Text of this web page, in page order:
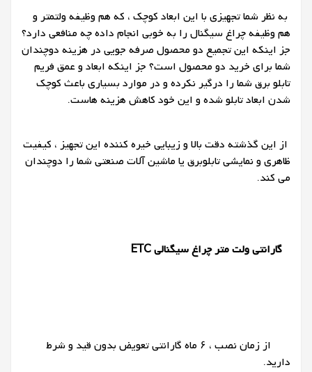
به نظر شما تجهیزی با این ابعاد کوچک ، که هم وظیفه ولتمتر و
هم وظیفه چراغ سیگنال را به خوبی انجام داده چه منافعی دارد؟
جز اینکه این تجمیع دو محصول صرفه جویی در هزینه دوچندان
شما برای خرید دو محصول است؟ جز اینکه ابعاد و عمق فریم
تابلو برق شما را درگیر نکرده و در موارد بسیاری باعث کوچک
شدن ابعاد تابلو شده و این خود کاهش هزینه هاست.
از این گذشته دقت بالا و زیبایی خیره کننده این تجهیز ، کیفیت
ظاهری و نمایشی تابلوبرق یا ماشین آلات صنعتی شما را دوچندان
می کند.
گارانتی ولت متر چراغ سیگنالی ETC
از زمان نصب ، ۶ ماه گارانتی تعویض بدون قید و شرط
دارید.